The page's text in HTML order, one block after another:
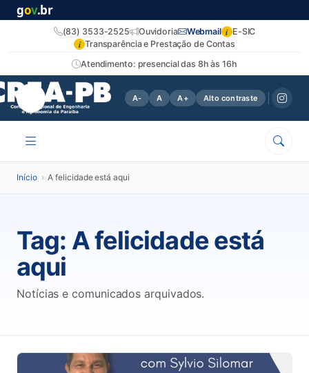
gov.br
Atendimento: presencial das 8h às 16h
(83) 3533-2525 Ouvidoria Webmail i E-SIC
i Transparência e Prestação de Contas
A- A A+ Alto contraste
Início › A felicidade está aqui
Tag: A felicidade está
aqui
Notícias e comunicados arquivados.